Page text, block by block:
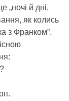
„ночі й дні,
як колись
з Франком”.